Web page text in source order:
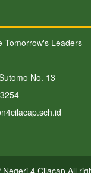
Tomorrow's Leaders
No. 13